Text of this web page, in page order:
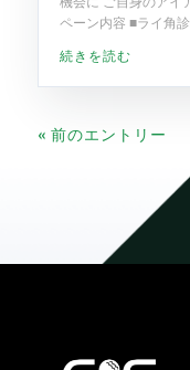
ペーン内容 ■ライ角
続きを読む
« 前のエントリー